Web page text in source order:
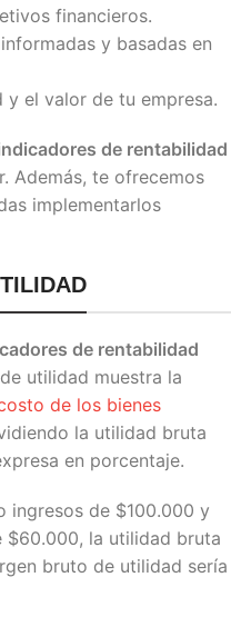
financieros.
y basadas en
y el valor de tu empresa.
de rentabilidad
Además, te ofrecemos
implementarlos
de rentabilidad
utilidad muestra la
de los bienes
la utilidad bruta
en porcentaje.
ingresos de $100.000 y
$60.000, la utilidad bruta
bruto de utilidad sería